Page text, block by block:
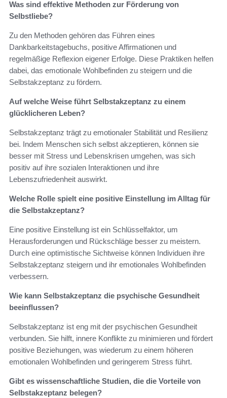
Was sind effektive Methoden zur Förderung von
Selbstliebe?
Zu den Methoden gehören das Führen eines
Dankbarkeitstagebuchs, positive Affirmationen und
regelmäßige Reflexion eigener Erfolge. Diese Praktiken helfen
dabei, das emotionale Wohlbefinden zu steigern und die
Selbstakzeptanz zu fördern.
Auf welche Weise führt Selbstakzeptanz zu einem
glücklicheren Leben?
Selbstakzeptanz trägt zu emotionaler Stabilität und Resilienz
bei. Indem Menschen sich selbst akzeptieren, können sie
besser mit Stress und Lebenskrisen umgehen, was sich
positiv auf ihre sozialen Interaktionen und ihre
Lebenszufriedenheit auswirkt.
Welche Rolle spielt eine positive Einstellung im Alltag für
die Selbstakzeptanz?
Eine positive Einstellung ist ein Schlüsselfaktor, um
Herausforderungen und Rückschläge besser zu meistern.
Durch eine optimistische Sichtweise können Individuen ihre
Selbstakzeptanz steigern und ihr emotionales Wohlbefinden
verbessern.
Wie kann Selbstakzeptanz die psychische Gesundheit
beeinflussen?
Selbstakzeptanz ist eng mit der psychischen Gesundheit
verbunden. Sie hilft, innere Konflikte zu minimieren und fördert
positive Beziehungen, was wiederum zu einem höheren
emotionalen Wohlbefinden und geringerem Stress führt.
Gibt es wissenschaftliche Studien, die die Vorteile von
Selbstakzeptanz belegen?